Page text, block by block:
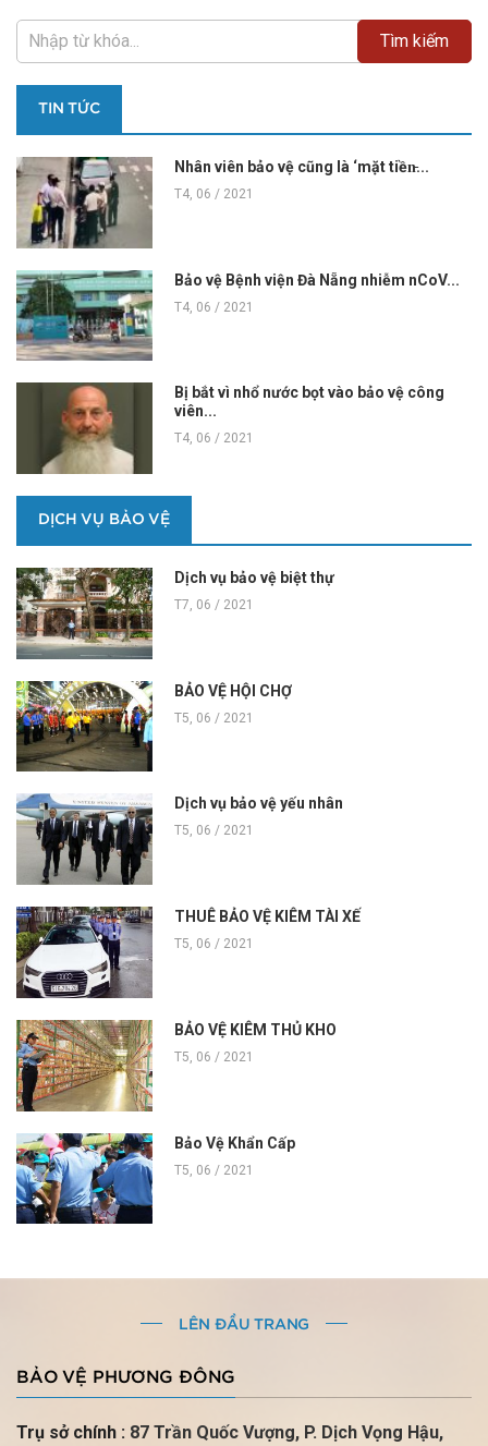
TIN TỨC
Nhân viên bảo vệ cũng là ‘mặt tiền̵...
T4, 06 / 2021
Bảo vệ Bệnh viện Đà Nẵng nhiễm nCoV...
T4, 06 / 2021
Bị bắt vì nhổ nước bọt vào bảo vệ công
viên...
T4, 06 / 2021
DỊCH VỤ BẢO VỆ
Dịch vụ bảo vệ biệt thự
T7, 06 / 2021
BẢO VỆ HỘI CHỢ
T5, 06 / 2021
Dịch vụ bảo vệ yếu nhân
T5, 06 / 2021
THUÊ BẢO VỆ KIÊM TÀI XẾ
T5, 06 / 2021
BẢO VỆ KIÊM THỦ KHO
T5, 06 / 2021
Bảo Vệ Khẩn Cấp
T5, 06 / 2021
LÊN ĐẦU TRANG
BẢO VỆ PHƯƠNG ĐÔNG
Trụ sở chính : 87 Trần Quốc Vượng, P. Dịch Vọng Hậu,